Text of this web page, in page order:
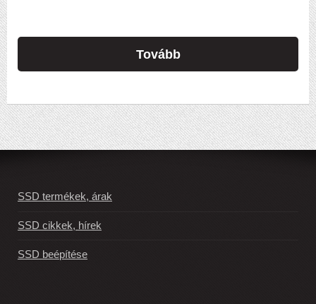
Tovább
SSD termékek, árak
SSD cikkek, hírek
SSD beépítése